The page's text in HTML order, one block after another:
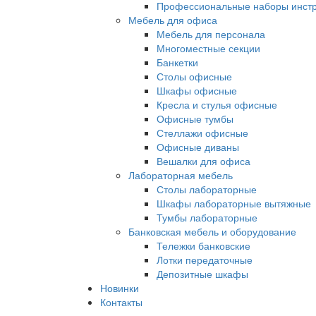
Профессиональные наборы
Мебель для офиса
Мебель для персонала
Многоместные секции
Банкетки
Столы офисные
Шкафы офисные
Кресла и стулья офисные
Офисные тумбы
Стеллажи офисные
Офисные диваны
Вешалки для офиса
Лабораторная мебель
Столы лабораторные
Шкафы лабораторные вытяжные
Тумбы лабораторные
Банковская мебель и оборудование
Тележки банковские
Лотки передаточные
Депозитные шкафы
Новинки
Контакты